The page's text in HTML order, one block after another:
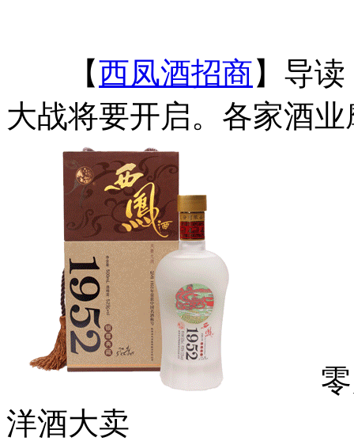
【西凤酒招商】导
大战将要开启。各家酒
零关
洋酒大卖